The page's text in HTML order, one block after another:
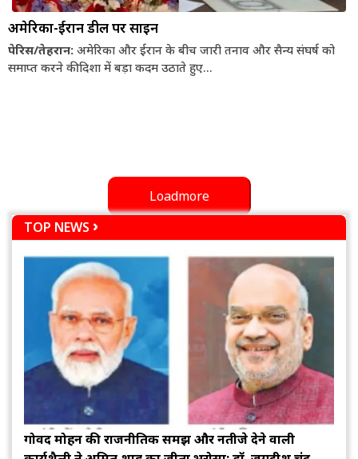
अमेरिका-ईरान डील पर साइन
पेरिस/तेहरान: अमेरिका और ईरान के बीच जारी तनाव और सैन्य संघर्ष को
समाप्त करने की दिशा में बड़ा कदम उठाते हुए...
Loadmore
TOP NEWS
गोविंद मोहन की राजनीतिक समझ और नतीजे देने वाली